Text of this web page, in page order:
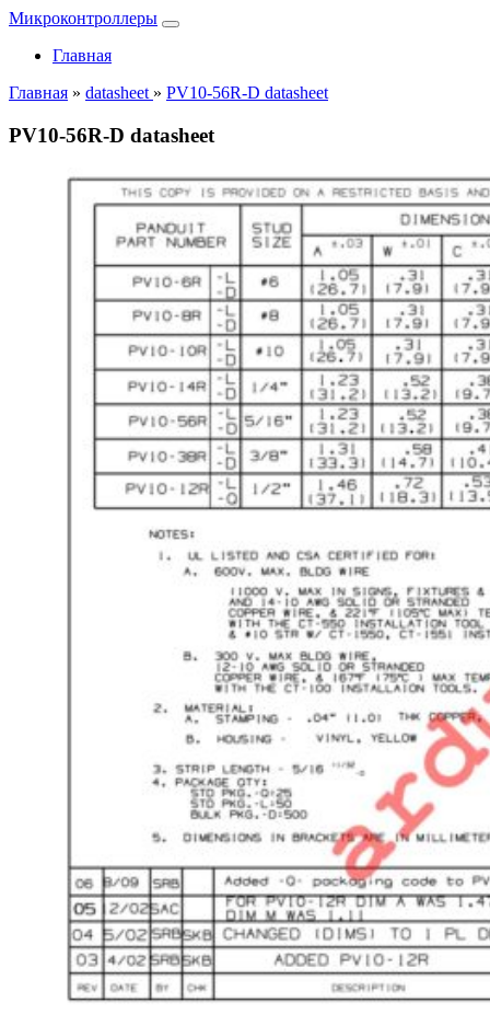
Микроконтроллеры
Главная
Главная » datasheet » PV10-56R-D datasheet
PV10-56R-D datasheet